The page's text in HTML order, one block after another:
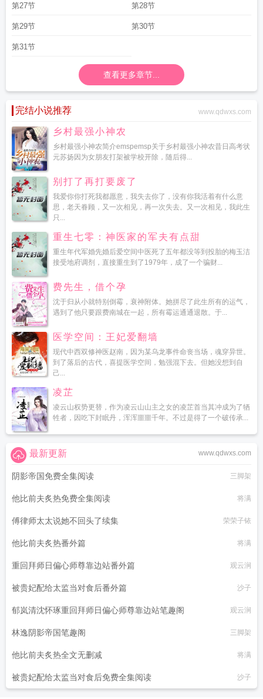
第27节 第28节
第29节 第30节
第31节
查看更多章节...
完结小说推荐 www.qdwxs.com
乡村最强小神农
乡村最强小神农简介emspemsp关于乡村最强小神农昔日高考状
元苏扬因为女朋友打架被学校开除，随后得...
别打了再打要废了
我爱你你打死我都愿意，我失去你了，没有你我活着有什么意
思，老天眷顾，又一次相见，再一次失去。又一次相见，我此生
只...
重生七零：神医家的军夫有点甜
重生年代军婚先婚后爱空间中医死了五年都没等到投胎的梅玉洁
接受地府调剂，直接重生到了1979年，成了一个骗财...
费先生，借个孕
沈于归从小就特别倒霉，衰神附体。她拼尽了此生所有的运气，
遇到了他只要跟费南城在一起，所有霉运通通退散。于...
医学空间：王妃爱翻墙
现代中西双修神医赵南，因为某乌龙事件命丧当场，魂穿异世。
到了落后的古代，喜提医学空间，勉强混下去。但她没想到自
己...
凌芷
凌云山权势更替，作为凌云山山主之女的凌芷首当其冲成为了牺
牲者，因吃下封眠丹，浑浑噩噩千年。不过是得了一个破传承...
www.qdwxs.com
最新更新
阴影帝国免费全集阅读 三脚架
他比前夫炙热免费全集阅读 将满
傅律师太太说她不回头了续集 荣荣子铱
他比前夫炙热番外篇 将满
重回拜师日偏心师尊靠边站番外篇 观云涧
被贵妃配给太监当对食后番外篇 沙子
郁岚清沈怀琢重回拜师日偏心师尊靠边站笔趣阁 观云涧
林逸阴影帝国笔趣阁 三脚架
他比前夫炙热全文无删减 将满
被贵妃配给太监当对食后免费全集阅读 沙子